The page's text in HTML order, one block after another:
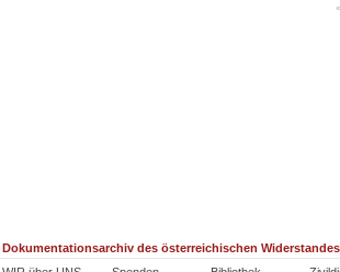
Dokumentationsarchiv des österreichischen Widerstandes